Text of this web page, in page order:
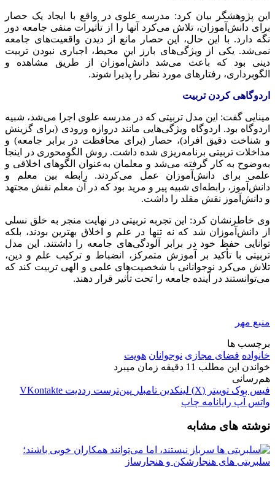
این پژوهشگر بیان کرد: مدرسه علوی در واقع با ایجاد یک حصار
برای دانش‌آموزان، تلاش می‌کرد آنها را از تأثیرات منفی جامعه دور
نگه دارد. با این حال، این حصار مانع از دیدن واقعیت‌های جامعه
نمی‌شد. یکی از ویژگی‌های بارز این محیط، اجباری نبودن تربیت
دینی بود که باعث می‌شد دانش‌آموزان از طریق مشاهده و
الگوبرداری، رفتارهای مورد نظر را پذیرا شوند.
اردوگاهی کردن تربیت
مینایی گفت: این مدل تربیتی که در مدرسه علوی اجرا می‌شد، شبیه
اردوگاه بود. اردوگاه ویژگی‌هایی مانند دروازه ورودی (برای گزینش
و شناخت دقیق افراد)، حصار (برای محافظت در برابر جامعه) و
مداخلات تربیتی برنامه‌ریزی شده داشت. روش
الگومحوری در اینجا
به‌وضوح به کار گرفته می‌شد و معلمان به‌عنوان الگوهای اخلاقی و
علمی برای دانش‌آموزان عمل می‌کردند. رابطه بین معلم و
دانش‌آموز، رابطه‌ای شبیه پیر و مرید بود که در آن معلم نقش مجتهد
و دانش‌آموز نقش مقلد را داشت.
وی خاطرنشان کرد: این تجربه تربیتی در نهایت منجر به خلق نسلی
از دانش‌آموزان شد که نه تنها در علم و اخلاق بهترین بودند، بلکه
توانایی حفظ خود در برابر آلودگی‌های جامعه را داشتند. این مدل
تربیتی با تأکید بر آموزش متمرکز، انضباط و ترکیب علم و دین،
تلاش می‌کرد نوجوانانی با شخصیت‌های علمی و الهی تربیت کند که
می‌توانستند در آینده جامعه را تحت تأثیر قرار دهند.
منبع مهر
برچسب ها
خانواده فضای مجازی نوجوانان هویت
خواندن این مطلب 11 دقیقه زمان میبرد
هم‌رسانی
فیس بوک توییتر (X) لینکدین ‫تامبلر ‫پین‌ترست ‫رددیت ‫VKontakte
واتس آپ رایانامه چاپ
نوشته های مشابه